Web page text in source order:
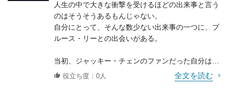
何がしっくりこないかというと、他の俳優では人間
くさいからだ。
宇宙人に襲われて逃げ惑う「パニック」映画ならい
いが、宇宙人との「対決もの」
シュワちゃん以外に
いないだろう。「デモリション・マン」「ジャッ
レバノンというのは歴史的にキリスト教徒が多い国
らしい。
第一次、第二次世界大戦を経て、キリスト教中心の
国家となったものの、
バランスが崩れ始める。
母親であるナワルの物語もまさにそういう背景が発
人生の中で大きな衝撃を受けるほどの出来事と言う
のはそうそうあるもんじゃない。
自分にとって、そんな数少ない出来事の一つに、ブ
ルース・リーとの出会いがある。
当初、ジャッキー・チェンのファンだった自分は中
3の時、試写会で
「ドラゴン怒りの鉄拳」（リバイバル）を観に行っ
役立ち度：0人 全文を読む